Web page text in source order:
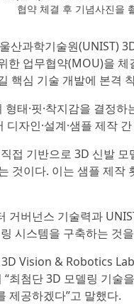
협약 체결 후 기념사진을
산과학기술원(UNIST)
한 업무협약(MOU)을
핵심 기술 개발에 본격
형태·핏·착지감을 결정
자인·설계·샘플 제작
접 기반으로 3D 신발
것이다. 이는 샘플 제
거버넌스 기술력과
시스템을 구축하는 것
Vision & Robotics
최첨단 3D 모델링 기
제공하겠다”고 말했다.